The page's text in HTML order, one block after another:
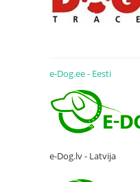
e-Dog.ee - Eesti
e-Dog.lv - Latvija